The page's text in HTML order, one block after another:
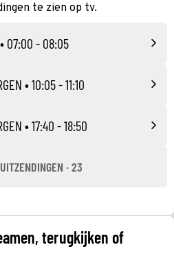
te zien op tv.
• 07:00 - 08:05
• 10:05 - 11:10
• 17:40 - 18:50
· 23
terugkijken of